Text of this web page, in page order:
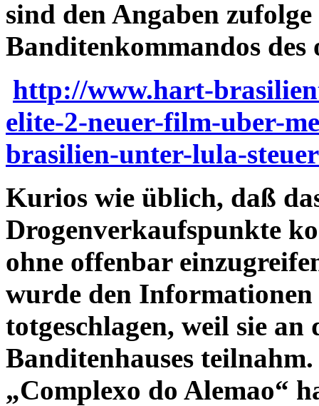
sind den Angaben
Banditenkommandos des
http://www.hart-
elite-2-neuer-film-uber-
brasilien-unter-lula-
Kurios wie üblich, daß
Drogenverkaufspunkte
ohne offenbar
wurde den
totgeschlagen, weil sie an
Banditenhauses
„Complexo do Alemao“